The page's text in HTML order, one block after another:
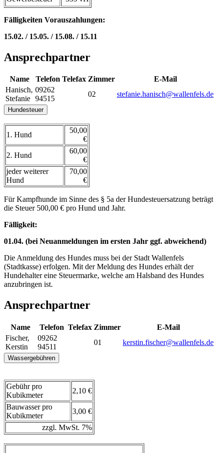
Fälligkeiten Vorauszahlungen:
15.02. / 15.05. / 15.08. / 15.11
Ansprechpartner
Name Telefon Telefax Zimmer
E-Mail
Hanisch,
Stefanie
09262
94515
02 stefanie.hanisch@wallenfels.de
Hundesteuer
1. Hund
50,00
€
2. Hund
60,00
€
jeder weiterer
Hund
70,00
€
Für Kampfhunde im Sinne des § 5a der Hundesteuersatzung beträgt
die Steuer 500,00 € pro Hund und Jahr.
Fälligkeit:
01.04. (bei Neuanmeldungen im ersten Jahr ggf. abweichend)
Die Anmeldung des Hundes muss bei der Stadt Wallenfels
(Stadtkasse) erfolgen. Mit der Meldung des Hundes erhält der
Hundehalter eine Steuermarke, welche am Halsband des Hundes
anzubringen ist.
Ansprechpartner
Name Telefon Telefax Zimmer
E-Mail
Fischer,
Kerstin
09262
94511
01 kerstin.fischer@wallenfels.de
Wassergebühren
Gebühr pro
Kubikmeter
2,10 €
Bauwasser pro
Kubikmeter
3,00 €
zzgl. MwSt. 7%